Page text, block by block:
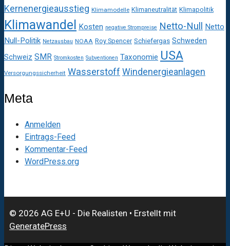
Kernenergieausstieg Klimamodelle Klimaneutralität Klimapolitik
Klimawandel Kosten negative Strompreise Netto-Null Netto
Null-Politik Netzausbau NOAA Roy Spencer Schiefergas Schweden
Schweiz SMR Stromkosten Subventionen Taxonomie USA
Versorgungssicherheit Wasserstoff Windenergieanlagen
Meta
Anmelden
Eintrags-Feed
Kommentar-Feed
WordPress.org
© 2026 AG E+U - Die Realisten • Erstellt mit
GeneratePress